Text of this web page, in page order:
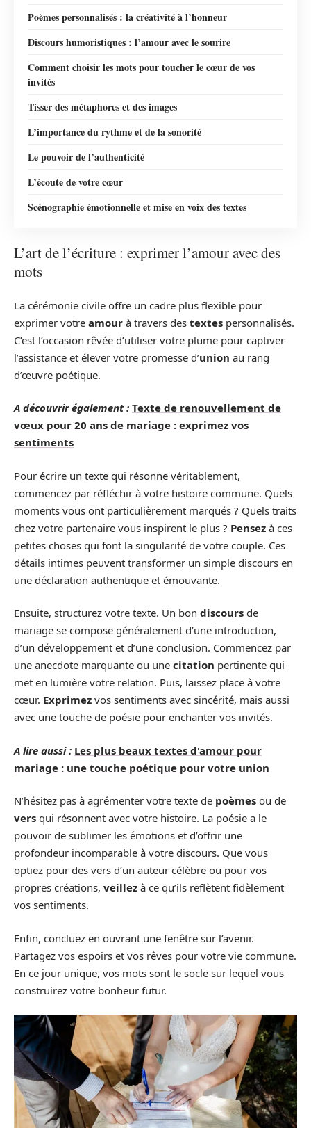
Poèmes personnalisés : la créativité à l’honneur
Discours humoristiques : l’amour avec le sourire
Comment choisir les mots pour toucher le cœur de vos
invités
Tisser des métaphores et des images
L’importance du rythme et de la sonorité
Le pouvoir de l’authenticité
L’écoute de votre cœur
Scénographie émotionnelle et mise en voix des textes
L’art de l’écriture : exprimer l’amour avec des
mots
La cérémonie civile offre un cadre plus flexible pour
exprimer votre amour à travers des textes personnalisés.
C’est l’occasion rêvée d’utiliser votre plume pour captiver
l’assistance et élever votre promesse d’union au rang
d’œuvre poétique.
A découvrir également : Texte de renouvellement de
vœux pour 20 ans de mariage : exprimez vos
sentiments
Pour écrire un texte qui résonne véritablement,
commencez par réfléchir à votre histoire commune. Quels
moments vous ont particulièrement marqués ? Quels traits
chez votre partenaire vous inspirent le plus ? Pensez à ces
petites choses qui font la singularité de votre couple. Ces
détails intimes peuvent transformer un simple discours en
une déclaration authentique et émouvante.
Ensuite, structurez votre texte. Un bon discours de
mariage se compose généralement d’une introduction,
d’un développement et d’une conclusion. Commencez par
une anecdote marquante ou une citation pertinente qui
met en lumière votre relation. Puis, laissez place à votre
cœur. Exprimez vos sentiments avec sincérité, mais aussi
avec une touche de poésie pour enchanter vos invités.
A lire aussi : Les plus beaux textes d'amour pour
mariage : une touche poétique pour votre union
N’hésitez pas à agrémenter votre texte de poèmes ou de
vers qui résonnent avec votre histoire. La poésie a le
pouvoir de sublimer les émotions et d’offrir une
profondeur incomparable à votre discours. Que vous
optiez pour des vers d’un auteur célèbre ou pour vos
propres créations, veillez à ce qu’ils reflètent fidèlement
vos sentiments.
Enfin, concluez en ouvrant une fenêtre sur l’avenir.
Partagez vos espoirs et vos rêves pour votre vie commune.
En ce jour unique, vos mots sont le socle sur lequel vous
construirez votre bonheur futur.